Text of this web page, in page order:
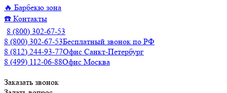
🔥 Барбекю зона
☎️ Контакты
8 (800) 302-67-53
8 (800) 302-67-53Бесплатный звонок по РФ
8 (812) 244-93-77Офис Санкт-Петербург
8 (499) 112-06-88Офис Москва
Заказать звонок